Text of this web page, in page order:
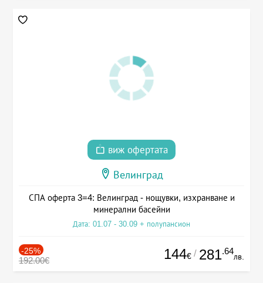
виж офертата
Велинград
СПА оферта 3=4: Велинград - нощувки, изхранване и
минерални басейни
Дата: 01.07 - 30.09 + полупансион
-25%
192.00€ 144€ / 281.64
лв.